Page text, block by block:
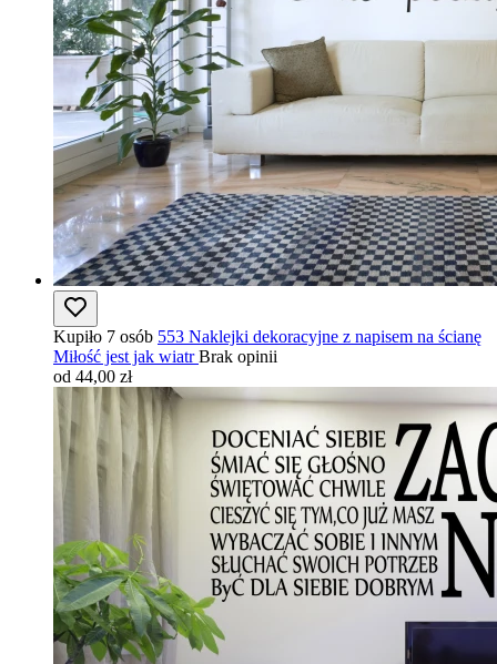
Kupiło 7 osób 553 Naklejki dekoracyjne z napisem na ścianę
Miłość jest jak wiatr Brak opinii
od 44,00 zł